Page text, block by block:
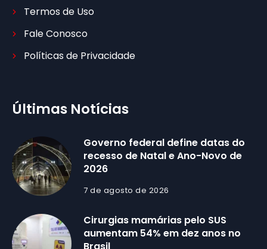
Termos de Uso
Fale Conosco
Políticas de Privacidade
Últimas Notícias
Governo federal define datas do
recesso de Natal e Ano-Novo de
2026
7 de agosto de 2026
Cirurgias mamárias pelo SUS
aumentam 54% em dez anos no